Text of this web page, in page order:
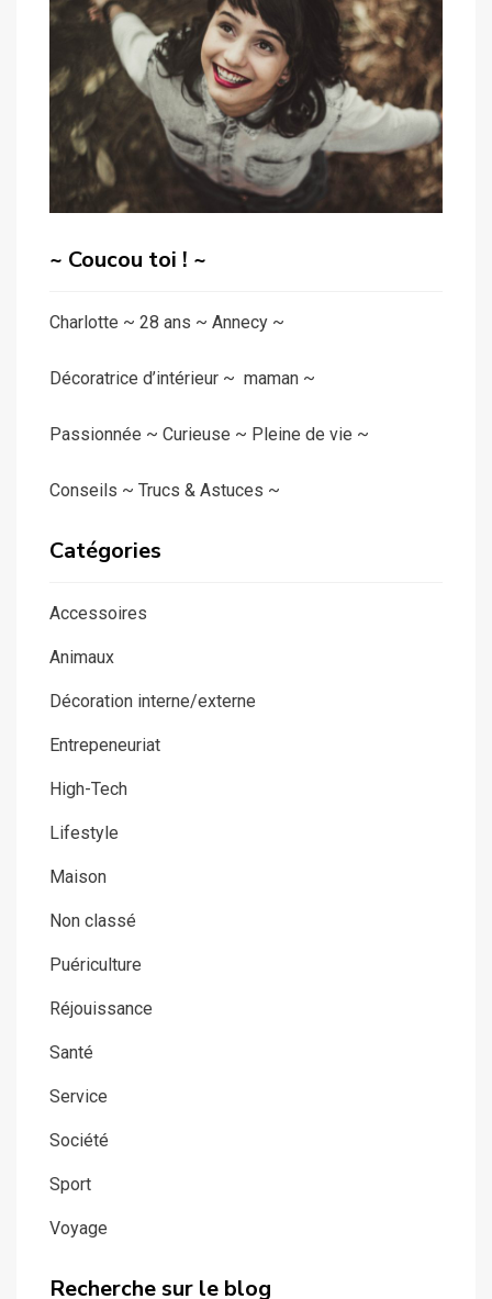
~ Coucou toi ! ~
Charlotte ~ 28 ans ~ Annecy ~
Décoratrice d’intérieur ~ maman ~
Passionnée ~ Curieuse ~ Pleine de vie ~
Conseils ~ Trucs & Astuces ~
Catégories
Accessoires
Animaux
Décoration interne/externe
Entrepeneuriat
High-Tech
Lifestyle
Maison
Non classé
Puériculture
Réjouissance
Santé
Service
Société
Sport
Voyage
Recherche sur le blog